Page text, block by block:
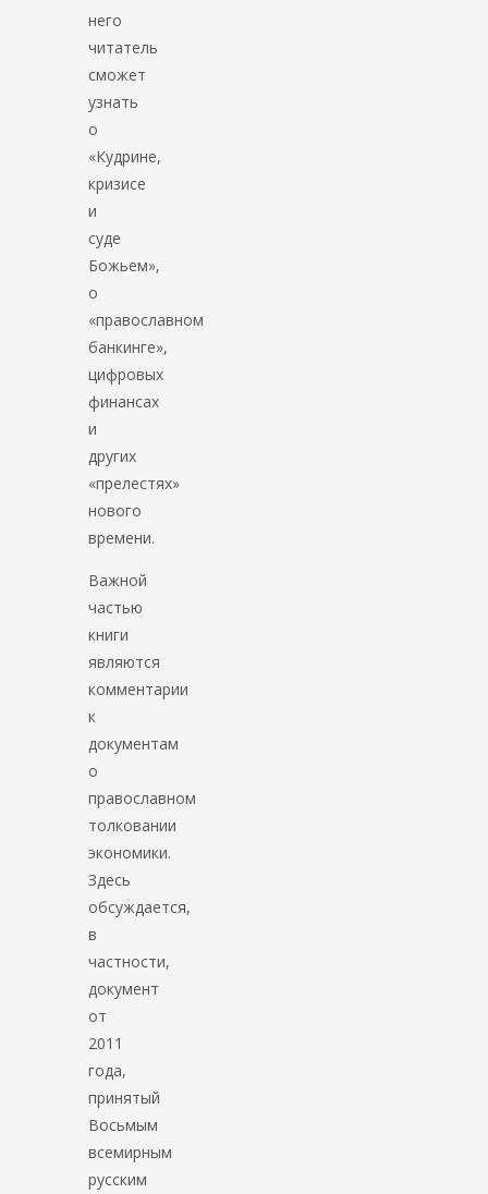
него
читатель
сможет
узнать
о
«Кудрине,
кризисе
и
суде
Божьем»,
о
«православном
банкинге»,
цифровых
финансах
и
других
«прелестях»
нового
времени.
Важной
частью
книги
являются
комментарии
к
документам
о
православном
толковании
экономики.
Здесь
обсуждается,
в
частности,
документ
от
2011
года,
принятый
Восьмым
всемирным
русским